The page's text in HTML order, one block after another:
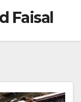
Faisal